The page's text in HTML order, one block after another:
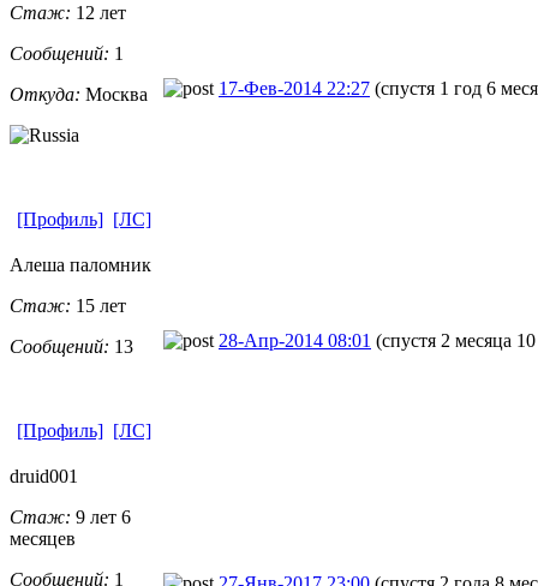
Стаж: 12 лет
Сообщений: 1
Откуда: Москва 17-Фев-2014 22:27 (спустя 1 год 6
[Профиль] [ЛС]
Алеша паломник
Стаж: 15 лет
Сообщений: 13 28-Апр-2014 08:01 (спустя 2 месяца
[Профиль] [ЛС]
druid001
Стаж: 9 лет 6
месяцев
Сообщений: 1